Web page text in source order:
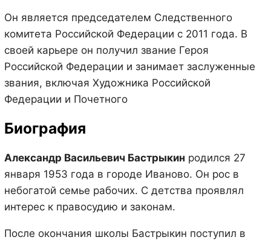
Он является председателем Следственного
комитета Российской Федерации с 2011 года. В
своей карьере он получил звание Героя
Российской Федерации и занимает заслуженные
звания, включая Художника Российской
Федерации и Почетного
Биография
Александр Васильевич Бастрыкин родился 27
января 1953 года в городе Иваново. Он рос в
небогатой семье рабочих. С детства проявлял
интерес к правосудию и законам.
После окончания школы Бастрыкин поступил в